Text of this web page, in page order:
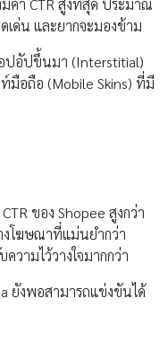
เด่น และยากจะมองข้าม
ปอัปขึ้นมา (Interstitial)
มือถือ (Mobile Skins) ที่มี
ของ Shopee สูงกว่า
งโฆษณาที่แม่นยำกว่า
วามไว้วางใจมากกว่า
ยังพอสามารถแข่งขันได้